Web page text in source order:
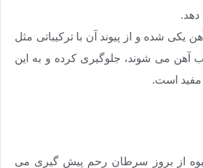
.
یکی شده و از پیوند آن با ترکیباتی مثل
آهن می شوند، جلوگیری کرده و به این
مفید است.
از بروز سرطان رحم پیش گیری می